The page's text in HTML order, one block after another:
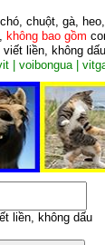
chuột, gà,
không bao gồm
viết liền, không
| voibongua |
liền, không dấu